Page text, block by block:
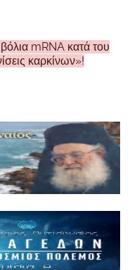
mRNA κατά του
καρκίνων»!